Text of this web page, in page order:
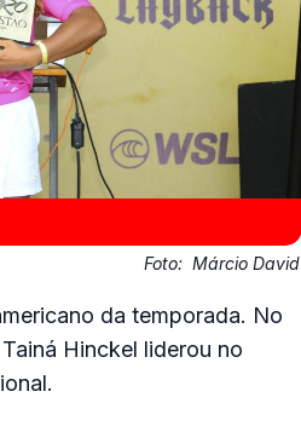
Foto: Márcio David
da temporada. No
Hinckel liderou no